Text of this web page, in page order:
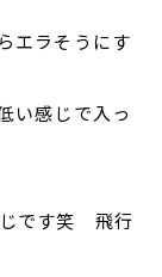
エラそうにす
い感じで入っ
じです笑 飛行